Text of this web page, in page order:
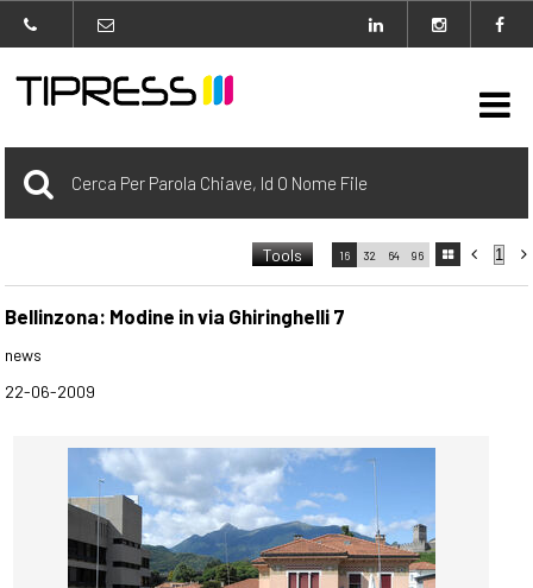
Archivio
carrello
Agenzia
copyrightfree

 
16 32 64 96 
Tools
0 Selezionato
Bellinzona: Modine in via Ghiringhelli 7
news
22-06-2009